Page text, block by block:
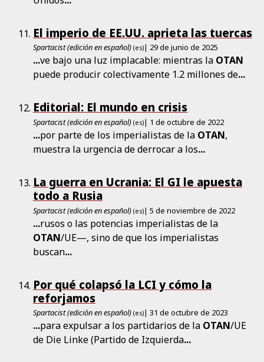
El imperio de EE.UU. aprieta las tuercas
Spartacist (edición en español) (es)| 29 de junio de 2025
...ve bajo una luz implacable: mientras la OTAN
puede producir colectivamente 1.2 millones de...
Editorial: El mundo en crisis
Spartacist (edición en español) (es)| 1 de octubre de 2022
...por parte de los imperialistas de la OTAN,
muestra la urgencia de derrocar a los...
La guerra en Ucrania: El GI le apuesta
todo a Rusia
Spartacist (edición en español) (es)| 5 de noviembre de 2022
...rusos o las potencias imperialistas de la
OTAN/UE—, sino de que los imperialistas
buscan...
Por qué colapsó la LCI y cómo la
reforjamos
Spartacist (edición en español) (es)| 31 de octubre de 2023
...para expulsar a los partidarios de la OTAN/UE
de Die Linke (Partido de Izquierda...